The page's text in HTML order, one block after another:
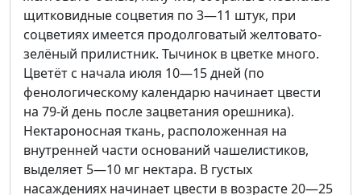
щитковидные соцветия по 3—11 штук, при
соцветиях имеется продолговатый желтовато-
зелёный прилистник. Тычинок в цветке много.
Цветёт с начала июля 10—15 дней (по
фенологическому календарю начинает цвести
на 79-й день после зацветания орешника).
Нектароносная ткань, расположенная на
внутренней части оснований чашелистиков,
выделяет 5—10 мг нектара. В густых
насаждениях начинает цвести в возрасте 20—25